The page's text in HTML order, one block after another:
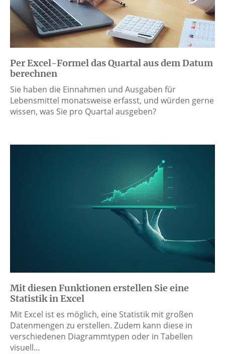
Per Excel-Formel das Quartal aus dem Datum
berechnen
Sie haben die Einnahmen und Ausgaben für
Lebensmittel monatsweise erfasst, und würden gerne
wissen, was Sie pro Quartal ausgeben?
Mit diesen Funktionen erstellen Sie eine
Statistik in Excel
Mit Excel ist es möglich, eine Statistik mit großen
Datenmengen zu erstellen. Zudem kann diese in
verschiedenen Diagrammtypen oder in Tabellen
visuell…